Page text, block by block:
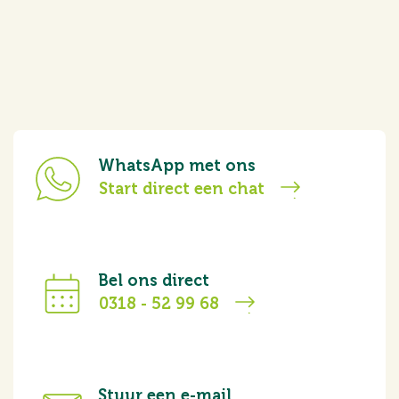
WhatsApp met ons
Start direct een chat
Bel ons direct
0318 - 52 99 68